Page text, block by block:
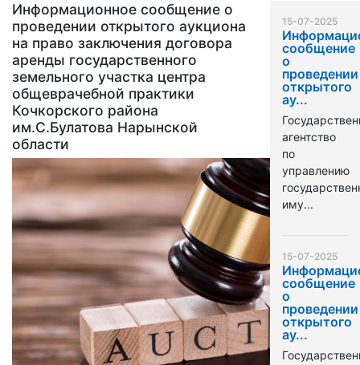
Информационное сообщение о
проведении открытого аукциона
на право заключения договора
аренды государственного
земельного участка центра
общеврачебной практики
Кочкорского района
им.С.Булатова Нарынской
области
15-07-2025
сообщение
о
проведении
открытого
ау...
агентство
по
управлению
иму...
15-07-2025
сообщение
о
проведении
открытого
ау...